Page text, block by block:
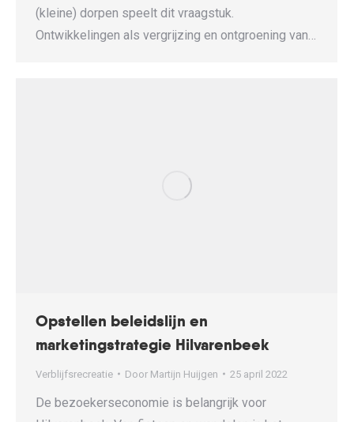
(kleine) dorpen speelt dit vraagstuk.
Ontwikkelingen als vergrijzing en ontgroening van…
Opstellen beleidslijn en
marketingstrategie Hilvarenbeek
Verblijfsrecreatie Door Martijn Huijgen 25 april 2022
De bezoekerseconomie is belangrijk voor